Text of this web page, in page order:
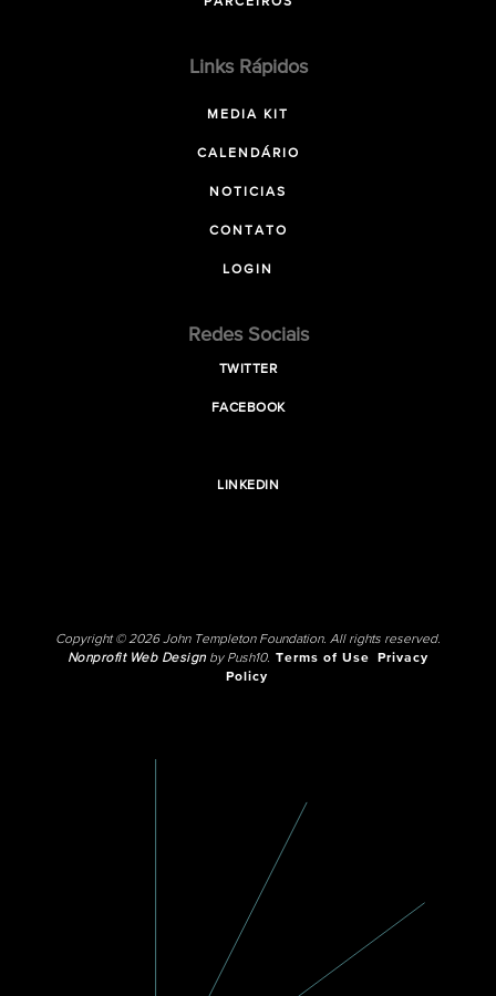
Links Rápidos
MEDIA KIT
CALENDÁRIO
NOTICIAS
CONTATO
LOGIN
Redes Sociais
TWITTER
FACEBOOK
LINKEDIN
Copyright © 2026 John Templeton Foundation. All rights reserved.
Nonprofit Web Designby Push10. Terms of Use
Privacy
Policy